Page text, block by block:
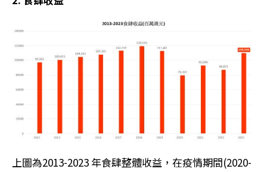
上圖為2013-2023 年食肆整體收益，在疫情期間(2020-